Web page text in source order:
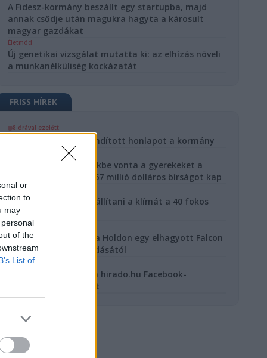
or
to
may
of the
List of
A Fidesz-kormány beszállt egy startupba, majd
annak csődje után magukra hagyta a károsult
magyar gazdákat
Életmód
Új genetikai vizsgálat mutatta ki: az elhízás növeli
a munkanélküliség kockázatát
FRISS HÍREK
8 órával ezelőtt
Deepfake-ek ellen indított honlapot a kormány
Érzéki beszélgetésekbe vonta a gyerekeket a
Meta chatbotja - 567 millió dolláros bírságot kap
3 nappal ezelőtt
Így kell helyesen beállítani a klímát a 40 fokos
hőségben
3 nappal ezelőtt
Kráter keletkezett a Holdon egy elhagyott Falcon
9-fokozat becsapódásától
3 nappal ezelőtt
A Meta feloldotta a hirado.hu Facebook-
oldalának zárolását